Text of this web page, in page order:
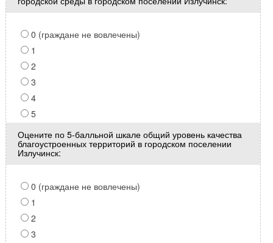
0 (граждане не вовлечены)
1
2
3
4
5
Оцените по 5-балльной шкале общий уровень качества
благоустроенных территорий в городском поселении
Излучинск:
0 (граждане не вовлечены)
1
2
3